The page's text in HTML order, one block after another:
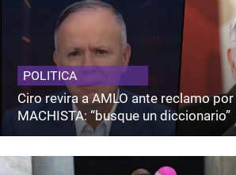
POLITICA
Ciro revira a AMLO ante reclamo
MACHISTA: “busque un diccionario”